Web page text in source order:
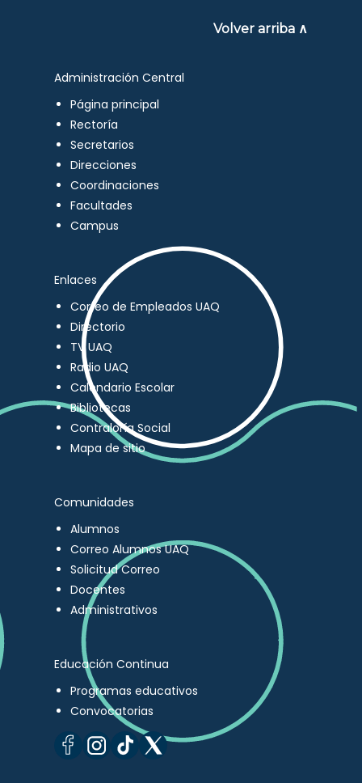
Volver arriba ∧
Administración Central
Página principal
Rectoría
Secretarios
Direcciones
Coordinaciones
Facultades
Campus
Enlaces
Correo de Empleados UAQ
Directorio
TV UAQ
Radio UAQ
Calendario Escolar
Bibliotecas
Contraloría Social
Mapa de sitio
Comunidades
Alumnos
Correo Alumnos UAQ
Solicitud Correo
Docentes
Administrativos
Educación Continua
Programas educativos
Convocatorias